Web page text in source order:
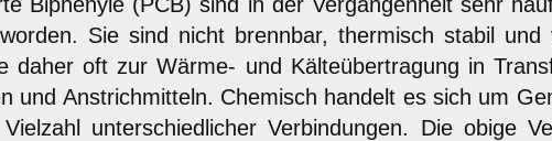
Sie sind nicht brennbar, thermisch stabil
daher oft zur Wärme- und Kälteübertragung in
und Anstrichmitteln. Chemisch handelt es sich um
unterschiedlicher Verbindungen. Die obige